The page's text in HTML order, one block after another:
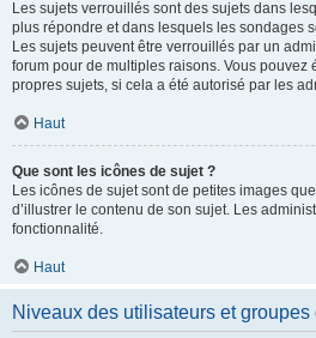
Les sujets verrouillés sont des sujets dans
plus répondre et dans lesquels les sondages
Les sujets peuvent être verrouillés par un
forum pour de multiples raisons. Vous pouvez
propres sujets, si cela a été autorisé par les
Haut
Que sont les icônes de sujet ?
Les icônes de sujet sont de petites images
d’illustrer le contenu de son sujet. Les
fonctionnalité.
Haut
Niveaux des utilisateurs et groupes